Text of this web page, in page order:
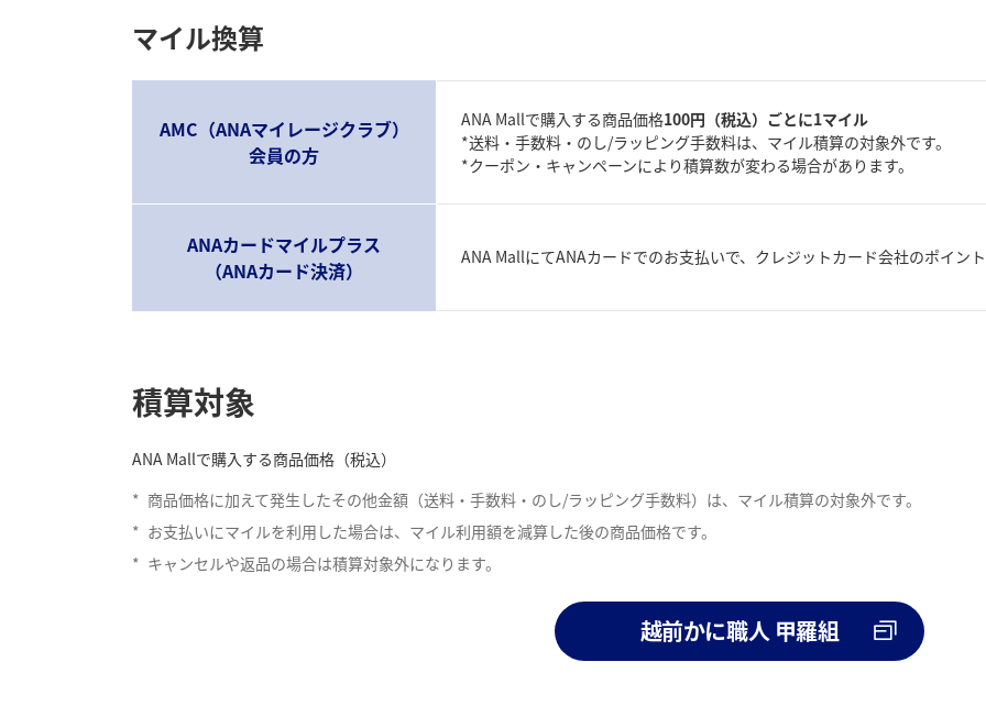
マイル換算
AMC（ANAマイレージクラブ）
会員の方
ANA Mallで購入する商品価格100円（税込）ごとに1マイル
*送料・手数料・のし/ラッピング手数料は、マイル積算の対象外です。
*クーポン・キャンペーンにより積算数が変わる場合があります。
ANAカードマイルプラス
（ANAカード決済）
ANA MallにてANAカードでのお支払いで、クレジットカード会社のポイン
積算対象
ANA Mallで購入する商品価格（税込）
* 商品価格に加えて発生したその他金額（送料・手数料・のし/ラッピング手数料）は、マイル積算の対象外です。
* お支払いにマイルを利用した場合は、マイル利用額を減算した後の商品価格です。
* キャンセルや返品の場合は積算対象外になります。
越前かに職人 甲羅組